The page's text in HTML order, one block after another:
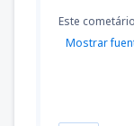
Este
Mostrar